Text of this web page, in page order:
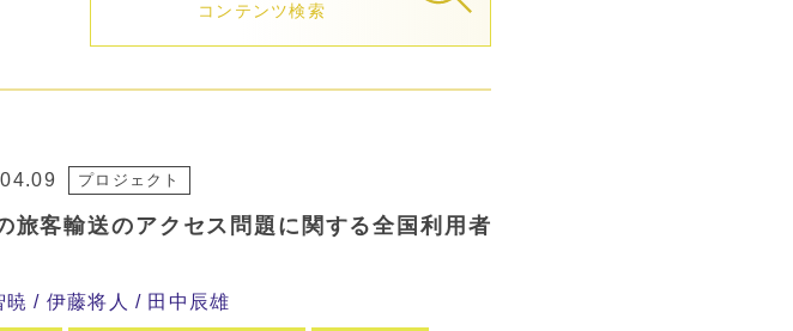
コンテンツ検索
プロジェクト
旅客輸送のアクセス問題に関する全国利用者
暁 伊藤将人 田中辰雄